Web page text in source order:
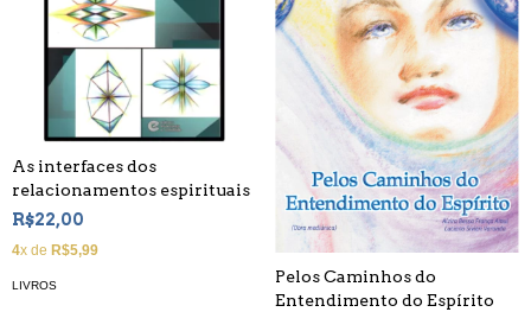
As interfaces dos
relacionamentos espirituais
R$22,00
4x de R$5,99
LIVROS
Pelos Caminhos do
Entendimento do Espírito